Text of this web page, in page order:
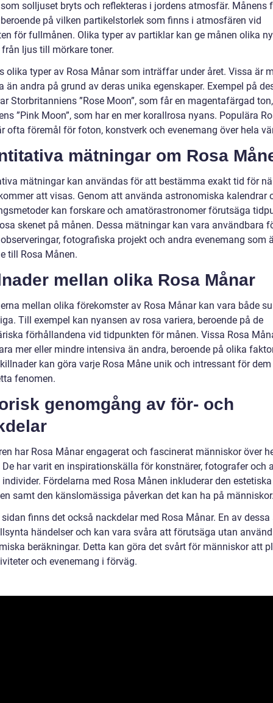
solljuset bryts och reflekteras i jordens atmosfär. Månens
på vilken partikelstorlek som finns i atmosfären vid
för fullmånen. Olika typer av partiklar kan ge månen olika
från ljus till mörkare toner.
olika typer av Rosa Månar som inträffar under året. Vissa är
än andra på grund av deras unika egenskaper. Exempel på
Storbritanniens ”Rose Moon”, som får en magentafärgad
”Pink Moon”, som har en mer korallrosa nyans. Populära
ofta föremål för foton, konstverk och evenemang över hela
mätningar om Rosa
mätningar kan användas för att bestämma exakt tid för
att visas. Genom att använda astronomiska kalendrar
kan forskare och amatörastronomer förutsäga
skenet på månen. Dessa mätningar kan vara användbara
fotografiska projekt och andra evenemang som
till Rosa Månen.
mellan olika Rosa Månar
mellan olika förekomster av Rosa Månar kan vara både
Till exempel kan nyansen av rosa variera, beroende på de
förhållandena vid tidpunkten för månen. Vissa Rosa
mer eller mindre intensiva än andra, beroende på olika
kan göra varje Rosa Måne unik och intressant för
fenomen.
genomgång av för- och
har Rosa Månar engagerat och fascinerat människor över
De har varit en inspirationskälla för konstnärer, fotografer och
Fördelarna med Rosa Månen inkluderar den estetiska
samt den känslomässiga påverkan det kan ha på
finns det också nackdelar med Rosa Månar. En av dessa
händelser och kan vara svåra att förutsäga utan
beräkningar. Detta kan göra det svårt för människor att
och evenemang i förväg.